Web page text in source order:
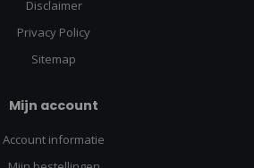
Disclaimer
Privacy Policy
Sitemap
Mijn account
Account informatie